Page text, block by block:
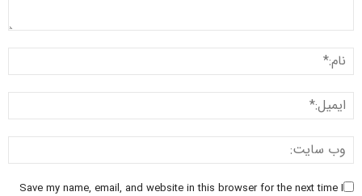
Save my name, email, and website in this browser for the next time I